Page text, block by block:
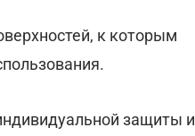
к которым
защиты и